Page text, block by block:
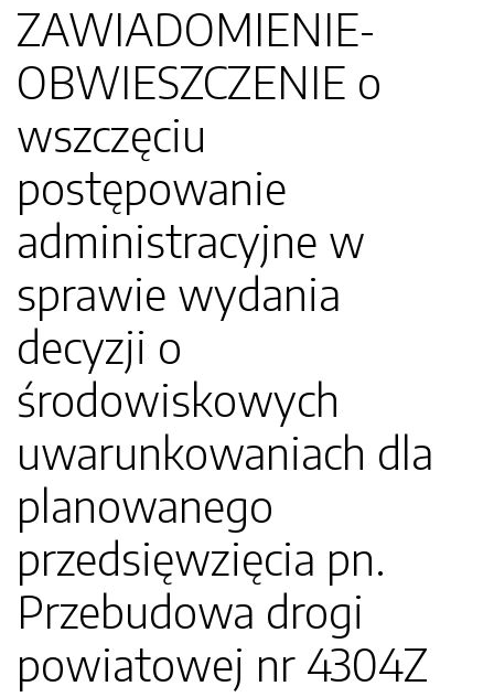
ZAWIADOMIENIE-
OBWIESZCZENIE o
wszczęciu
postępowanie
administracyjne w
sprawie wydania
decyzji o
środowiskowych
uwarunkowaniach dla
planowanego
przedsięwzięcia pn.
Przebudowa drogi
powiatowej nr 4304Z